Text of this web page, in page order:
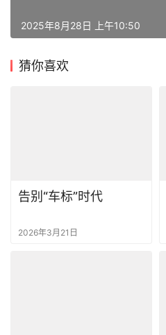
2025年8月28日 上午10:50
猜你喜欢
告别“车标”时代
2026年3月21日